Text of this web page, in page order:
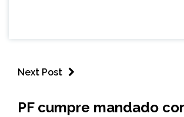
Next Post
NOTÍCIAS
PF cumpre mandado